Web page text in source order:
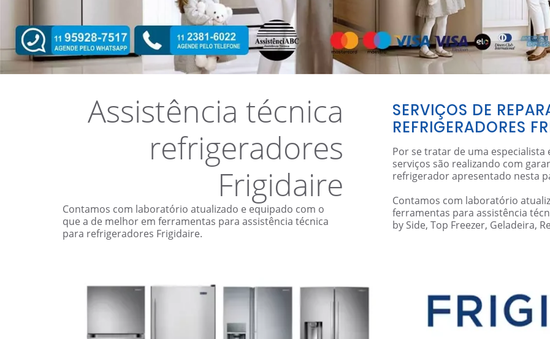
Assistência técnica
refrigeradores
Frigidaire
Contamos com laboratório atualizado e equipado com o
que a de melhor em ferramentas para assistência técnica
para refrigeradores Frigidaire.
SERVIÇOS DE
REFRIGERADORES
Por se tratar de uma especialista
serviços são realizando com
refrigerador apresentado nesta
Contamos com laboratório
ferramentas para assistência
by Side, Top Freezer, Geladeira,